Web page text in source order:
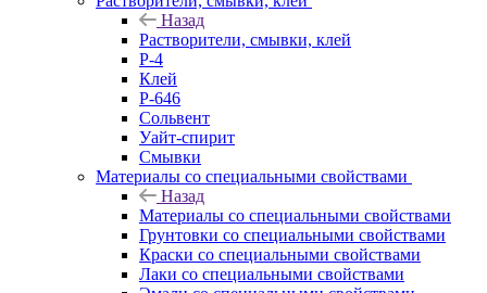
Назад
Растворители, смывки, клей
Р-4
Клей
Р-646
Сольвент
Уайт-спирит
Смывки
Материалы со специальными свойствами
Назад
Материалы со специальными свойствами
Грунтовки со специальными свойствами
Краски со специальными свойствами
Лаки со специальными свойствами